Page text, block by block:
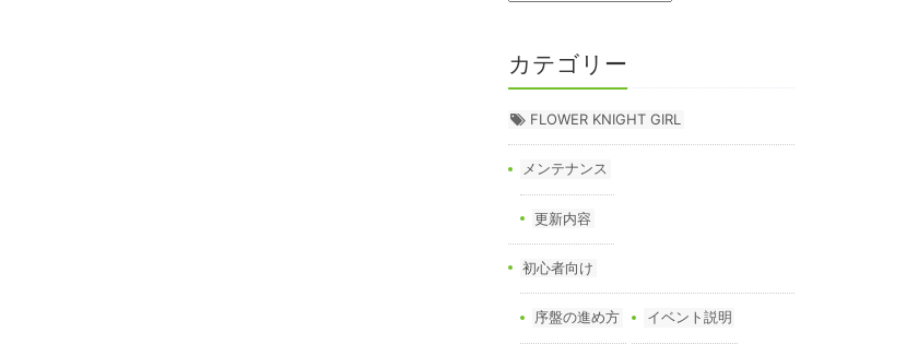
カテゴリー
FLOWER KNIGHT GIRL
メンテナンス
更新内容
初心者向け
序盤の進め方 イベント説明